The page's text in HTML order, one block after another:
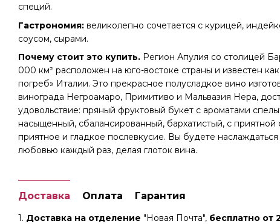
специй.
Гастрономия: великолепно сочетается с курицей,
соусом, сырами.
Почему стоит это купить. Регион Апулия со столицей
000 км² расположен на юго-востоке страны и известен
погреб» Италии. Это прекрасное полусладкое вино
винограда Негроамаро, Примитиво и Мальвазия Нера,
удовольствие: пряный фруктовый букет с ароматами
насыщенный, сбалансированный, бархатистый, с приятной
приятное и гладкое послевкусие. Вы будете наслаждаться
любовью каждый раз, делая глоток вина.
Доставка Оплата Гарантия
1. Доставка на отделение "Новая Почта", бесплатно от